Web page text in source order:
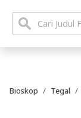
Bioskop Tegal